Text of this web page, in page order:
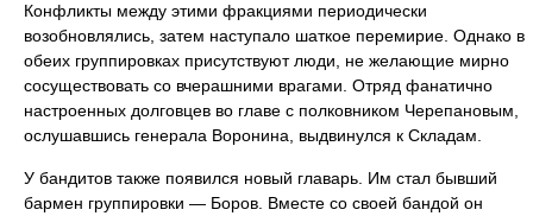
Конфликты между этими фракциями периодически
возобновлялись, затем наступало шаткое перемирие. Однако в
обеих группировках присутствуют люди, не желающие мирно
сосуществовать со вчерашними врагами. Отряд фанатично
настроенных долговцев во главе с полковником Черепановым,
ослушавшись генерала Воронина, выдвинулся к Складам.
У бандитов также появился новый главарь. Им стал бывший
бармен группировки — Боров. Вместе со своей бандой он